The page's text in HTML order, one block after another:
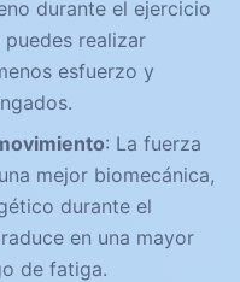
durante el ejercicio
realizar
esfuerzo y
: La fuerza
mejor biomecánica,
durante el
en una mayor
de fatiga.